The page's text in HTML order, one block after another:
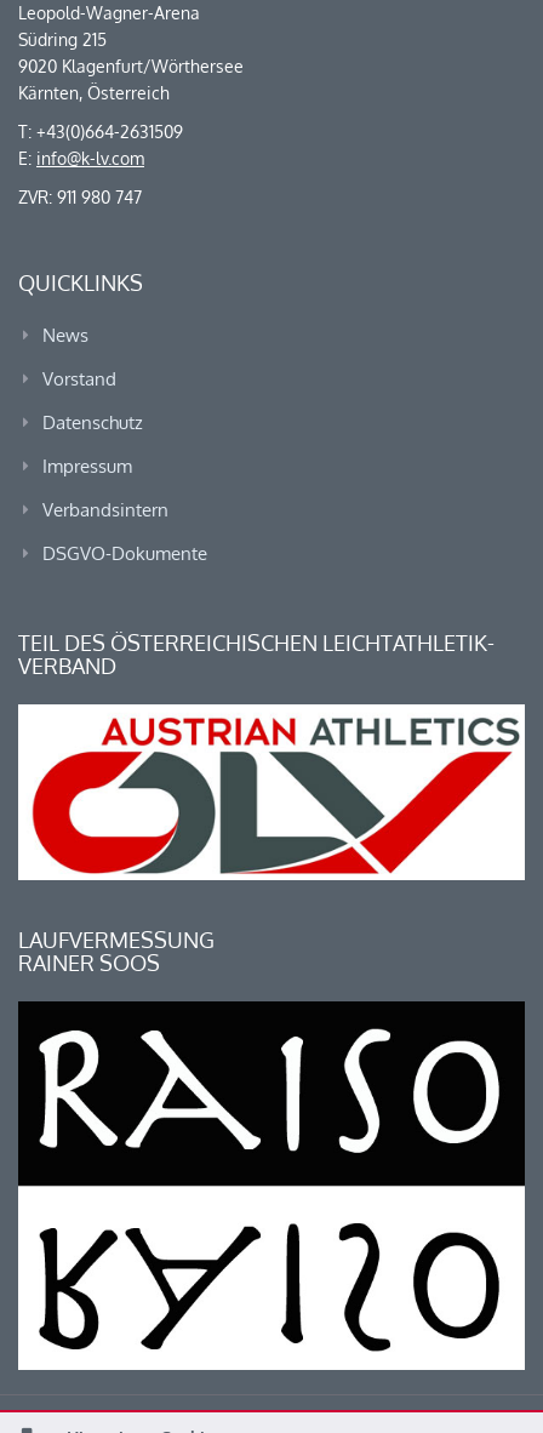
Leopold-Wagner-Arena
Südring 215
9020 Klagenfurt/Wörthersee
Kärnten, Österreich
T: +43(0)664-2631509
E: info@k-lv.com
ZVR: 911 980 747
QUICKLINKS
News
Vorstand
Datenschutz
Impressum
Verbandsintern
DSGVO-Dokumente
TEIL DES ÖSTERREICHISCHEN LEICHTATHLETIK-
VERBAND
LAUFVERMESSUNG
RAINER SOOS